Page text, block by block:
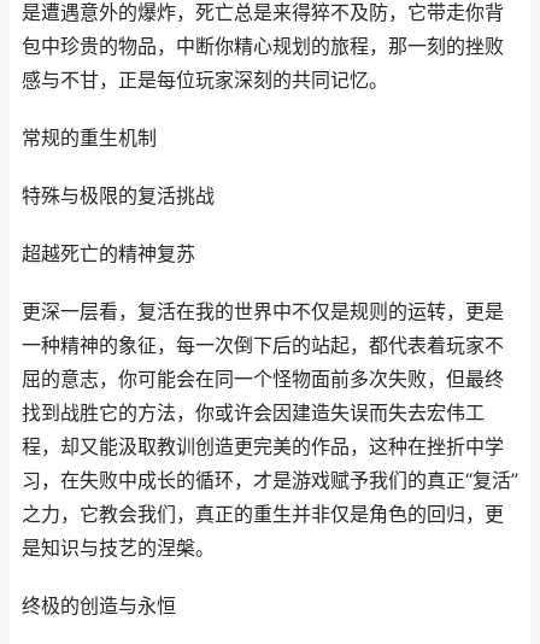
是遭遇意外的爆炸，死亡总是来得猝不及防，它带走你背
包中珍贵的物品，中断你精心规划的旅程，那一刻的挫败
感与不甘，正是每位玩家深刻的共同记忆。
常规的重生机制
特殊与极限的复活挑战
超越死亡的精神复苏
更深一层看，复活在我的世界中不仅是规则的运转，更是
一种精神的象征，每一次倒下后的站起，都代表着玩家不
屈的意志，你可能会在同一个怪物面前多次失败，但最终
找到战胜它的方法，你或许会因建造失误而失去宏伟工
程，却又能汲取教训创造更完美的作品，这种在挫折中学
习，在失败中成长的循环，才是游戏赋予我们的真正“复活”
之力，它教会我们，真正的重生并非仅是角色的回归，更
是知识与技艺的涅槃。
终极的创造与永恒